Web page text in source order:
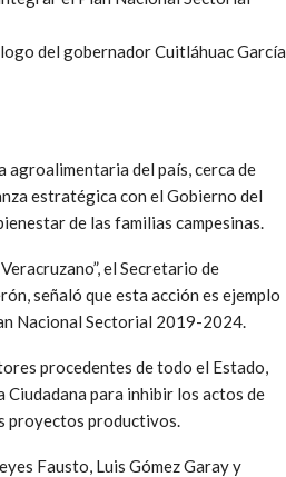
del gobernador Cuitláhuac García
agroalimentaria del país, cerca de
estratégica con el Gobierno del
de las familias campesinas.
el Secretario de
señaló que esta acción es ejemplo
Nacional Sectorial 2019-2024.
procedentes de todo el Estado,
para inhibir los actos de
proyectos productivos.
Fausto, Luis Gómez Garay y